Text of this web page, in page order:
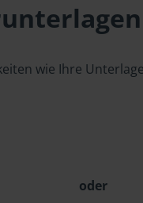
wie Ihre
oder